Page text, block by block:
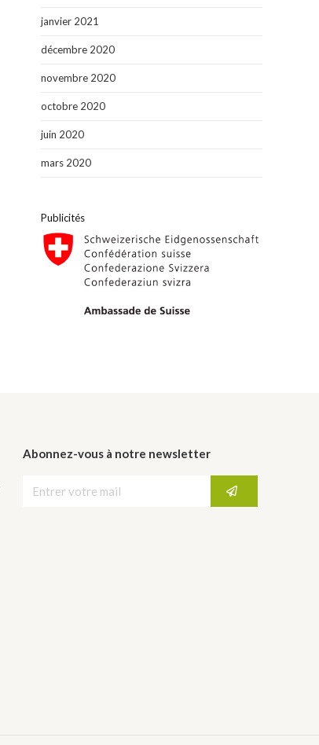
janvier 2021
décembre 2020
novembre 2020
octobre 2020
juin 2020
mars 2020
Publicités
Abonnez-vous à notre newsletter